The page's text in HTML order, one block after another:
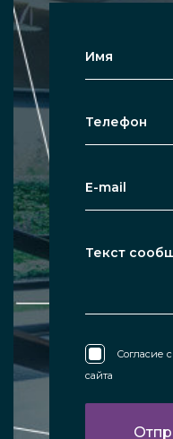
Согласие с
сайта